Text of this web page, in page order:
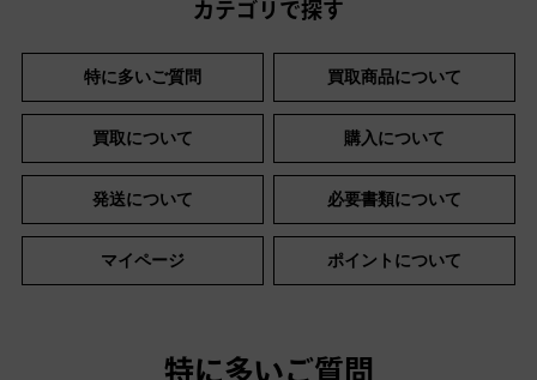
カテゴリで探す
特に多いご質問 買取商品について
買取について 購入について
発送について 必要書類について
マイページ ポイントについて